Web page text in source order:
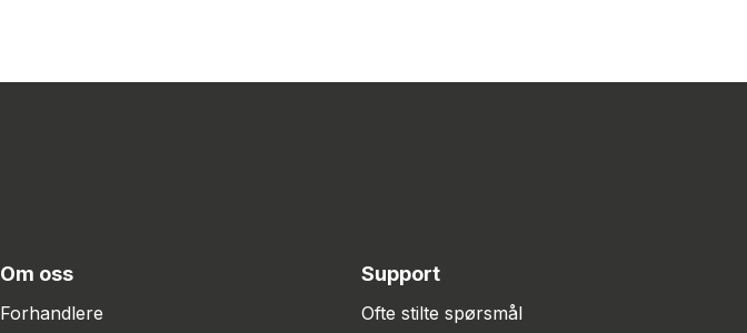
Om oss
Forhandlere
Support
Ofte stilte spørsmål